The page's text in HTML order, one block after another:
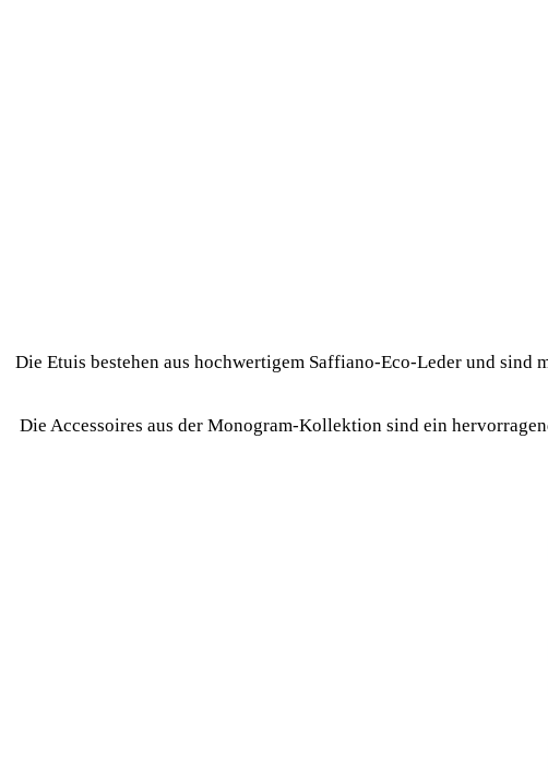
Die Etuis bestehen aus hochwertigem Saffiano-Eco-Leder und
Die Accessoires aus der Monogram-Kollektion sind ein